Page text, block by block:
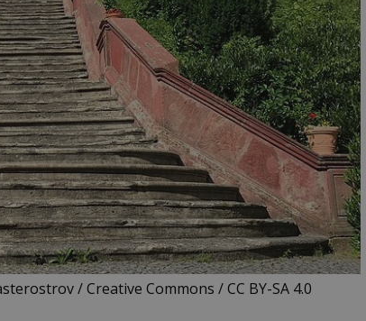
/ Creative Commons / CC BY-SA 4.0